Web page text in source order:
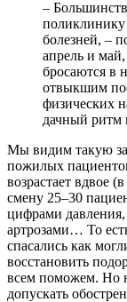
–
болезней, –
апрель и
бросаются в
отвыкшим
физических
дачный ритм
Мы видим такую
пожилых
возрастает вдвое
смену 25–30
цифрами
артрозами… То
спасались как
восстановить
всем поможем. Но
допускать